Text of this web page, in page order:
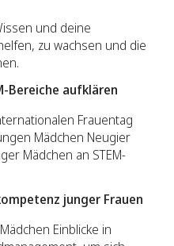
und deine
zu wachsen und die
Bereiche aufklären
Frauentag
Mädchen Neugier
Mädchen an STEM-
junger Frauen
Einblicke in